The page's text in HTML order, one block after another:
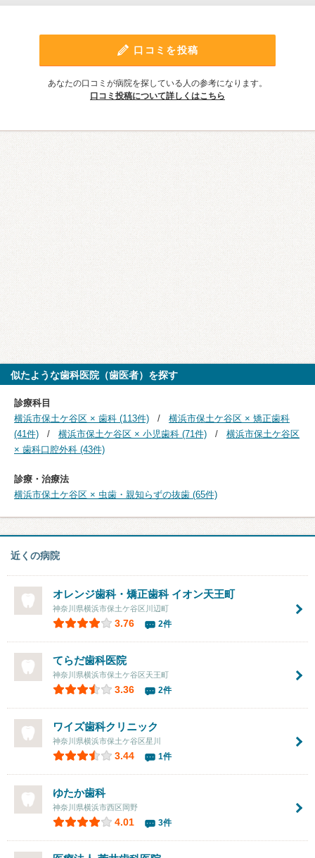
口コミを投稿
あなたの口コミが病院を探している人の参考になります。
口コミ投稿について詳しくはこちら
似たような歯科医院（歯医者）を探す
診療科目
横浜市保土ケ谷区 × 歯科 (113件)
横浜市保土ケ谷区 × 矯正歯科
(41件)
横浜市保土ケ谷区 × 小児歯科 (71件)
横浜市保土ケ谷区
× 歯科口腔外科 (43件)
診療・治療法
横浜市保土ケ谷区 × 虫歯・親知らずの抜歯 (65件)
近くの病院
オレンジ歯科・矯正歯科 イオン天王町
神奈川県横浜市保土ケ谷区川辺町
3.76 2件
てらだ歯科医院
神奈川県横浜市保土ケ谷区天王町
3.36 2件
ワイズ歯科クリニック
神奈川県横浜市保土ケ谷区星川
3.44 1件
ゆたか歯科
神奈川県横浜市西区岡野
4.01 3件